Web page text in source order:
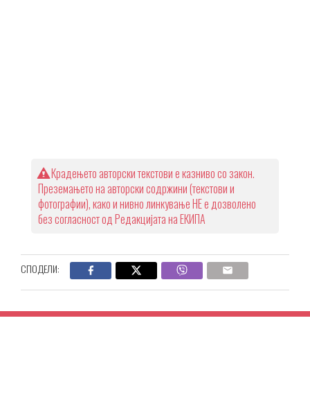
Крадењето авторски текстови е казниво со закон.
Преземањето на авторски содржини (текстови и
фотографии), како и нивно линкување НЕ е дозволено
без согласност од Редакцијата на ЕКИПА
СПОДЕЛИ: